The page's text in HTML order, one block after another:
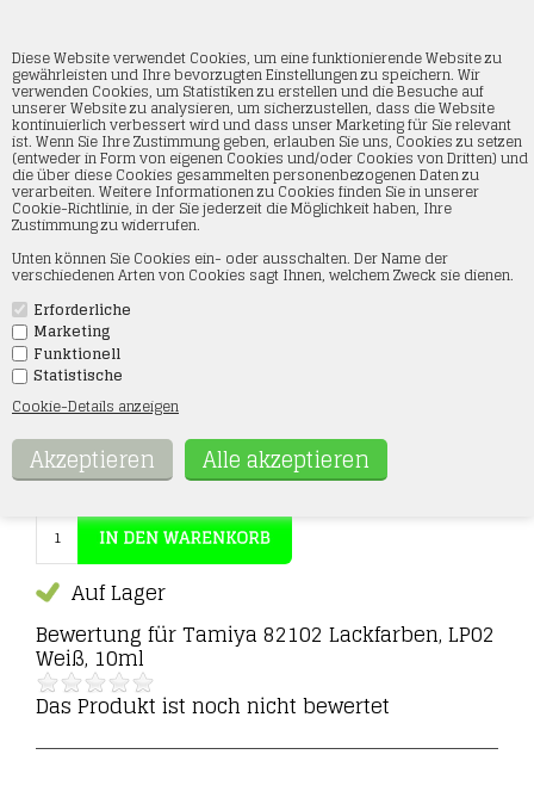
Diese Website verwendet Cookies, um eine funktionierende Website zu
gewährleisten und Ihre bevorzugten Einstellungen zu speichern. Wir
verwenden Cookies, um Statistiken zu erstellen und die Besuche auf
unserer Website zu analysieren, um sicherzustellen, dass die Website
kontinuierlich verbessert wird und dass unser Marketing für Sie relevant
ist. Wenn Sie Ihre Zustimmung geben, erlauben Sie uns, Cookies zu setzen
(entweder in Form von eigenen Cookies und/oder Cookies von Dritten) und
die über diese Cookies gesammelten personenbezogenen Daten zu
verarbeiten. Weitere Informationen zu Cookies finden Sie in unserer
Cookie-Richtlinie, in der Sie jederzeit die Möglichkeit haben, Ihre
Zustimmung zu widerrufen.
Unten können Sie Cookies ein- oder ausschalten. Der Name der
verschiedenen Arten von Cookies sagt Ihnen, welchem Zweck sie dienen.
Erforderliche
Marketing
Funktionell
Statistische
Cookie-Details anzeigen
Tamiya 82102 Lackfarben, LP02 Weiß, 10ml
Startseite»Farbe und Zubehör»Tamiya»Lackfarben 10 ml
Artikel-Nummer:82102
3,38Eur
Auf Lager
Bewertung fürTamiya 82102 Lackfarben, LP02
Weiß, 10ml
Das Produkt ist noch nicht bewertet